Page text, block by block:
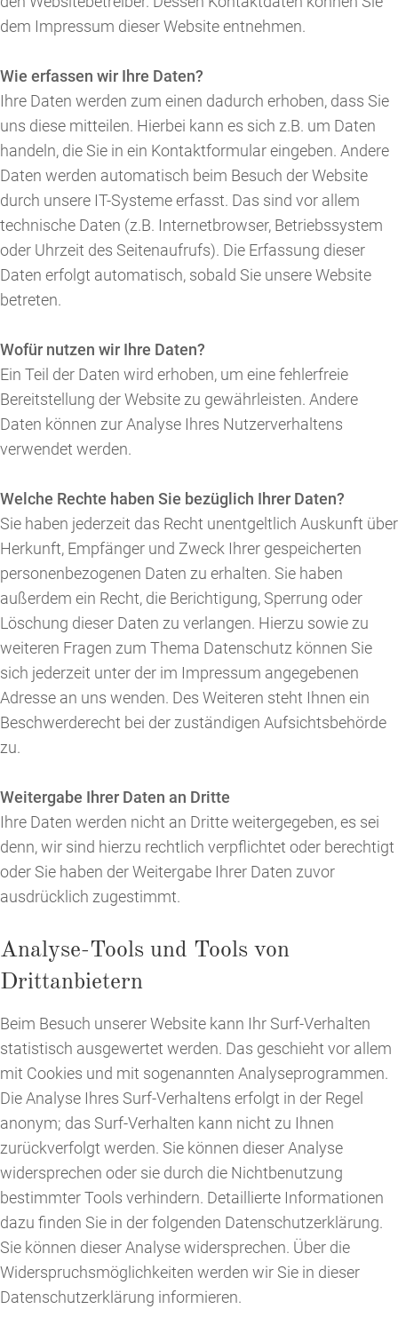
dem Impressum dieser Website entnehmen.
Wie erfassen wir Ihre Daten?
Ihre Daten werden zum einen dadurch erhoben, dass Sie
uns diese mitteilen. Hierbei kann es sich z.B. um Daten
handeln, die Sie in ein Kontaktformular eingeben. Andere
Daten werden automatisch beim Besuch der Website
durch unsere IT-Systeme erfasst. Das sind vor allem
technische Daten (z.B. Internetbrowser, Betriebssystem
oder Uhrzeit des Seitenaufrufs). Die Erfassung dieser
Daten erfolgt automatisch, sobald Sie unsere Website
betreten.
Wofür nutzen wir Ihre Daten?
Ein Teil der Daten wird erhoben, um eine fehlerfreie
Bereitstellung der Website zu gewährleisten. Andere
Daten können zur Analyse Ihres Nutzerverhaltens
verwendet werden.
Welche Rechte haben Sie bezüglich Ihrer Daten?
Sie haben jederzeit das Recht unentgeltlich Auskunft über
Herkunft, Empfänger und Zweck Ihrer gespeicherten
personenbezogenen Daten zu erhalten. Sie haben
außerdem ein Recht, die Berichtigung, Sperrung oder
Löschung dieser Daten zu verlangen. Hierzu sowie zu
weiteren Fragen zum Thema Datenschutz können Sie
sich jederzeit unter der im Impressum angegebenen
Adresse an uns wenden. Des Weiteren steht Ihnen ein
Beschwerderecht bei der zuständigen Aufsichtsbehörde
zu.
Weitergabe Ihrer Daten an Dritte
Ihre Daten werden nicht an Dritte weitergegeben, es sei
denn, wir sind hierzu rechtlich verpflichtet oder berechtigt
oder Sie haben der Weitergabe Ihrer Daten zuvor
ausdrücklich zugestimmt.
Analyse-Tools und Tools von
Drittanbietern
Beim Besuch unserer Website kann Ihr Surf-Verhalten
statistisch ausgewertet werden. Das geschieht vor allem
mit Cookies und mit sogenannten Analyseprogrammen.
Die Analyse Ihres Surf-Verhaltens erfolgt in der Regel
anonym; das Surf-Verhalten kann nicht zu Ihnen
zurückverfolgt werden. Sie können dieser Analyse
widersprechen oder sie durch die Nichtbenutzung
bestimmter Tools verhindern. Detaillierte Informationen
dazu finden Sie in der folgenden Datenschutzerklärung.
Sie können dieser Analyse widersprechen. Über die
Widerspruchsmöglichkeiten werden wir Sie in dieser
Datenschutzerklärung informieren.